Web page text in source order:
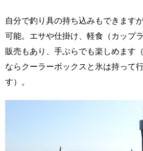
自分で釣り具の持ち込みもできます
可能。エサや仕掛け、軽食（カップ
販売もあり、手ぶらでも楽しめます
ならクーラーボックスと氷は持って
す）。